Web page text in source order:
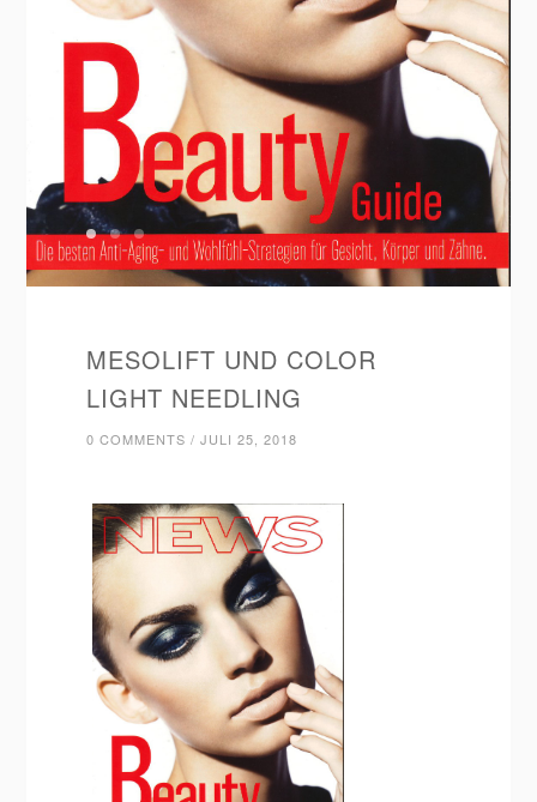
MESOLIFT UND COLOR
LIGHT NEEDLING
0 COMMENTS / JULI 25, 2018